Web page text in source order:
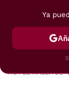
POSTRES
HOY SE HABLA DE
Ya